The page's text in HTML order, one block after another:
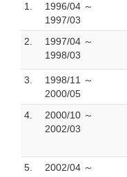
1.
1996/04 ～
1997/03
2.
1997/04 ～
1998/03
3.
1998/11 ～
2000/05
4.
2000/10 ～
2002/03
5.
2002/04 ～